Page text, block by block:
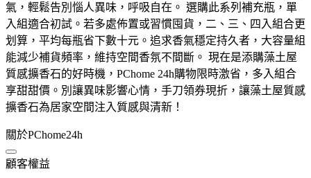
氣，輕鬆告別惱人異味，呼吸自在。 選購此系列補充瓶，單
入組適合初試。若多處佈置或習慣囤貨，二、三、四入組合更
划算，平均每瓶省下數十元。追求香氣穩定持久者，大容量組
能減少補貨頻率，維持空間香氛不間斷。 現在是添購藻土屋
質感擴香石的好時機，PChome 24h購物限時激省，多入組合
享甜甜價。別讓異味影響心情，手刀領券現折，讓藻土屋質感
擴香石為居家空間注入質感與清新！
關於PChome24h
顧客權益